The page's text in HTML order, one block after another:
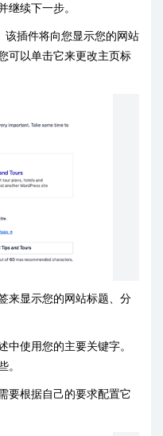
继续下一步。
该插件将向您显示您的网站
可以单击它来更改主页标
来显示您的网站标题、分
中使用您的主要关键字。
。
要根据自己的要求配置它